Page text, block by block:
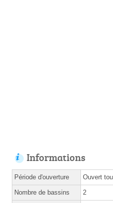
Informations
Période d'ouverture Ouvert
Nombre de bassins 2